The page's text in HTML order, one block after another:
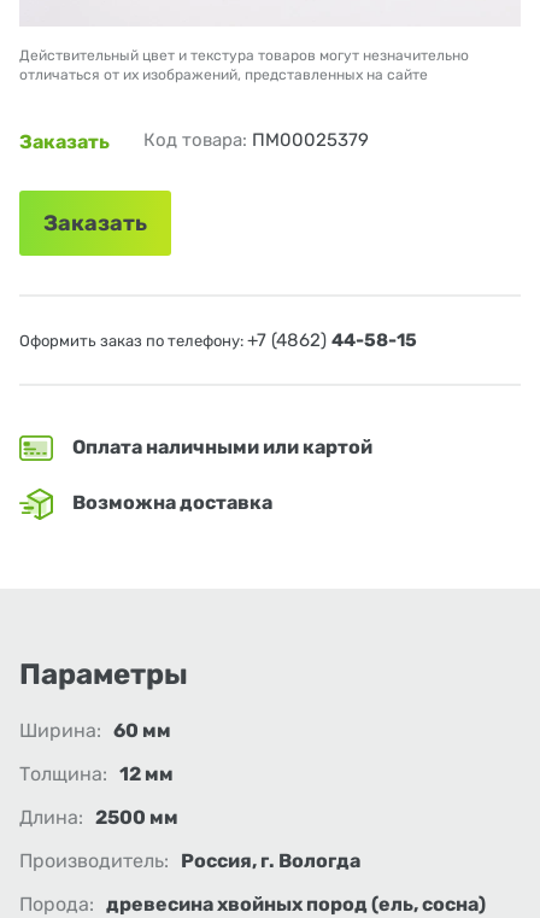
Действительный цвет и текстура товаров могут незначительно
отличаться от их изображений, представленных на сайте
Заказать Код товара: ПМ00025379
Заказать
Оформить заказ по телефону: +7 (4862) 44-58-15
Оплата наличными или картой
Возможна доставка
Параметры
Ширина: 60 мм
Толщина: 12 мм
Длина: 2500 мм
Производитель:
Россия, г. Вологда
Порода: древесина хвойных пород (ель, сосна)